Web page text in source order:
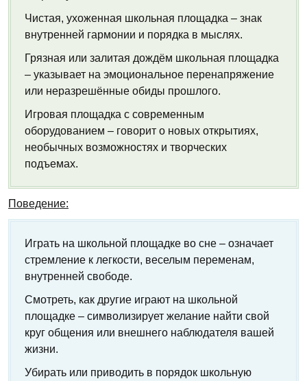
Чистая, ухоженная школьная площадка – знак
внутренней гармонии и порядка в мыслях.
Грязная или залитая дождём школьная площадка
– указывает на эмоциональное перенапряжение
или неразрешённые обиды прошлого.
Игровая площадка с современным
оборудованием – говорит о новых открытиях,
необычных возможностях и творческих
подъемах.
Поведение:
Играть на школьной площадке во сне – означает
стремление к легкости, веселым переменам,
внутренней свободе.
Смотреть, как другие играют на школьной
площадке – символизирует желание найти свой
круг общения или внешнего наблюдателя вашей
жизни.
Убирать или приводить в порядок школьную